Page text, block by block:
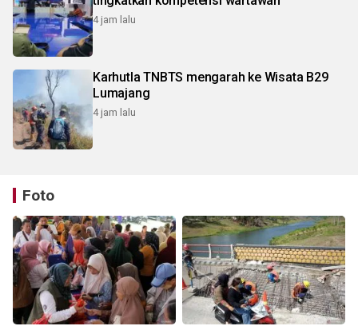
4 jam lalu
Karhutla TNBTS mengarah ke Wisata B29
Lumajang
4 jam lalu
Foto